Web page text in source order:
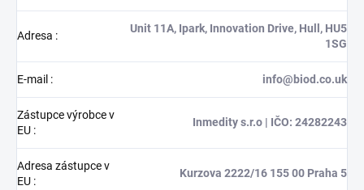
Adresa :
Unit 11A, Ipark, Innovation Drive, Hull, HU5
1SG
E-mail : info@biod.co.uk
Zástupce výrobce v
EU :
Inmedity s.r.o | IČO: 24282243
Adresa zástupce v
EU :
Kurzova 2222/16 155 00 Praha 5